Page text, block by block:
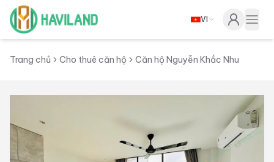
Haviland
VI
Trang chủ Cho thuê căn hộ Căn hộ Nguyễn Khắc Nhu